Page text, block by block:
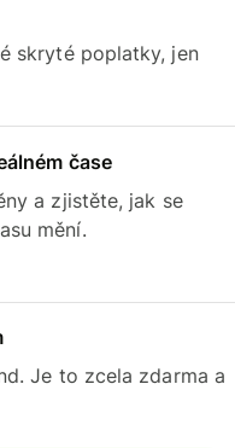
skryté poplatky, jen
čase
a zjistěte, jak se
mění.
Je to zcela zdarma a